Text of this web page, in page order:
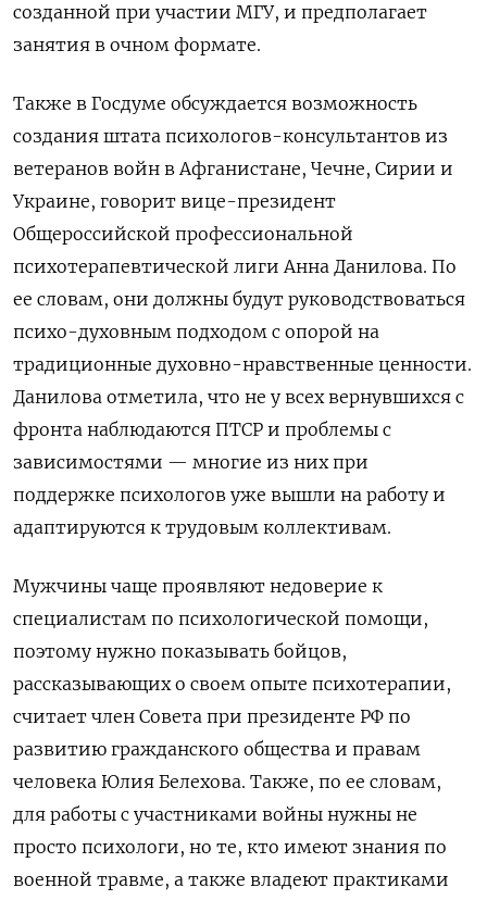
созданной при участии МГУ, и предполагает
занятия в очном формате.
Также в Госдуме обсуждается возможность
создания штата психологов-консультантов из
ветеранов войн в Афганистане, Чечне, Сирии и
Украине, говорит вице-президент
Общероссийской профессиональной
психотерапевтической лиги Анна Данилова. По
ее словам, они должны будут руководствоваться
психо-духовным подходом с опорой на
традиционные духовно-нравственные ценности.
Данилова отметила, что не у всех вернувшихся с
фронта наблюдаются ПТСР и проблемы с
зависимостями — многие из них при
поддержке психологов уже вышли на работу и
адаптируются к трудовым коллективам.
Мужчины чаще проявляют недоверие к
специалистам по психологической помощи,
поэтому нужно показывать бойцов,
рассказывающих о своем опыте психотерапии,
считает член Совета при президенте РФ по
развитию гражданского общества и правам
человека Юлия Белехова. Также, по ее словам,
для работы с участниками войны нужны не
просто психологи, но те, кто имеют знания по
военной травме, а также владеют практиками